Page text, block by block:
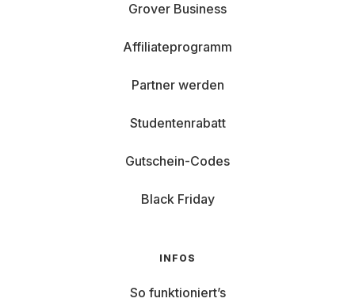
Grover Business
Affiliateprogramm
Partner werden
Studentenrabatt
Gutschein-Codes
Black Friday
INFOS
So funktioniert’s